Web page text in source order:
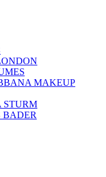
MAKEUP
STURM
BADER